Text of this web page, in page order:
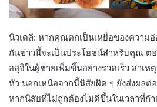
นิวเดลี: หากคุณตกเป็นเหยื่อของความ
กันข่าวนี้จะเป็นประโยชน์สำหรับคุณ
อสุจิในผู้ชายเพิ่มขึ้นอย่างรวดเร็ว สาเ
หัว นอกเหนือจากนี้นิสัยผิด ๆ ยังส่งผลต่
หากนิสัยที่ไม่ถูกต้องไม่ดีขึ้นในเวลาที่ก